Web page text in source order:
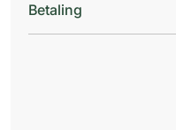
Betaling